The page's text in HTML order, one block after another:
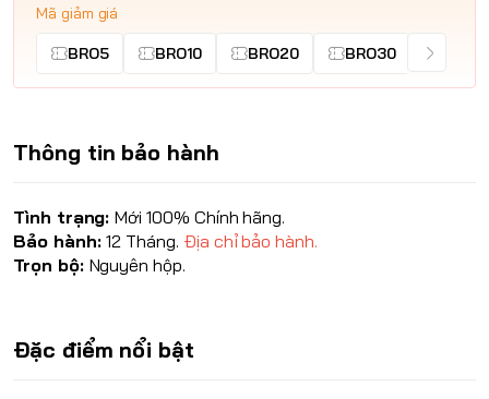
Mã giảm giá
BRO5 BRO10 BRO20 BRO30
Thông tin bảo hành
Tình trạng:Mới 100% Chính hãng.
Bảo hành:12 Tháng. Địa chỉ bảo hành.
Trọn bộ: Nguyên hộp.
Đặc điểm nổi bật